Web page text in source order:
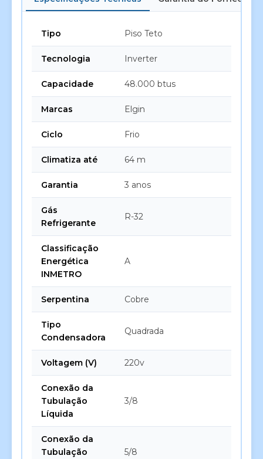
Tipo Piso Teto
Tecnologia Inverter
Capacidade 48.000 btus
Marcas Elgin
Ciclo Frio
Climatiza até 64 m
Garantia 3 anos
Gás
Refrigerante
R-32
Classificação
Energética
INMETRO
A
Serpentina Cobre
Tipo
Condensadora
Quadrada
Voltagem (V) 220v
Conexão da
Tubulação
Líquida
3/8
Conexão da
Tubulação
5/8